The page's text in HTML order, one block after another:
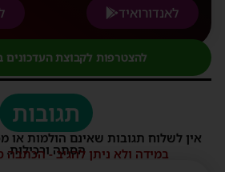
לאנדורואיד
להצטרפות לקבוצת העדכונים
תגובות
אין לשלוח תגובות שאינם הולמות או
הסתה ורכילות.
במידה ולא ניתן להגיב - הכתבה